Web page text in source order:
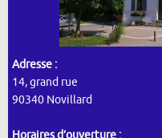
Adresse :
14, grand rue
90340 Novillard
Horaires d’ouverture :